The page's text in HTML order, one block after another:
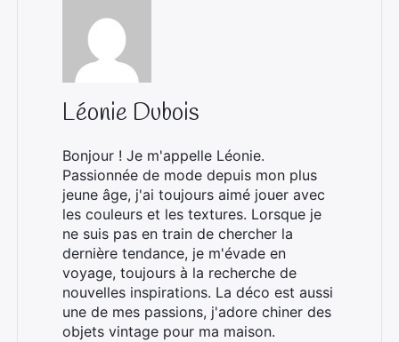
Léonie Dubois
Bonjour ! Je m'appelle Léonie.
Passionnée de mode depuis mon plus
jeune âge, j'ai toujours aimé jouer avec
les couleurs et les textures. Lorsque je
ne suis pas en train de chercher la
dernière tendance, je m'évade en
voyage, toujours à la recherche de
nouvelles inspirations. La déco est aussi
une de mes passions, j'adore chiner des
objets vintage pour ma maison.